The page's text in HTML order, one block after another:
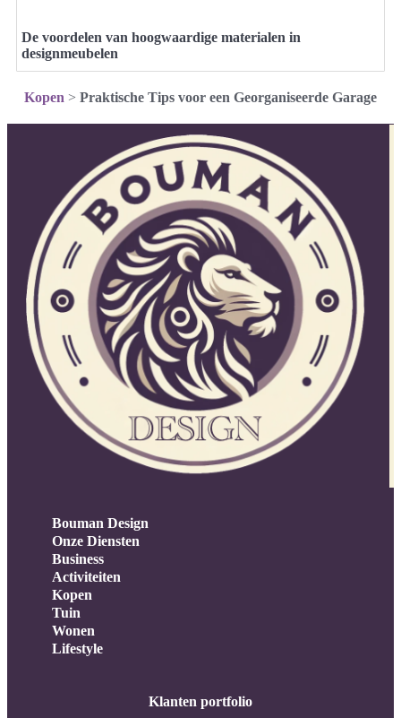
De voordelen van hoogwaardige materialen in
designmeubelen
Kopen > Praktische Tips voor een Georganiseerde Garage
Bouman Design
Onze Diensten
Business
Activiteiten
Kopen
Tuin
Wonen
Lifestyle
Klanten portfolio